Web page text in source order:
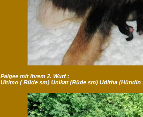
Paigee mit ihrem 2. Wurf :
Ultimo ( Rüde sm) Unikat (Rüde sm) Uditha